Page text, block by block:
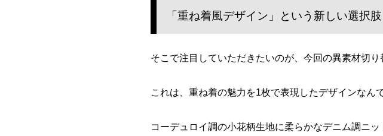
「重ね着風デザイン」という新しい選択肢
そこで注目していただきたいのが、今回の異素材切り
これは、重ね着の魅力を1枚で表現したデザインなんで
コーデュロイ調の小花柄生地に柔らかなデニム調ニッ